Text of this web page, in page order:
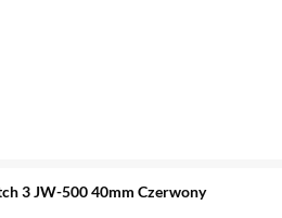
3 JW-500 40mm Czerwony